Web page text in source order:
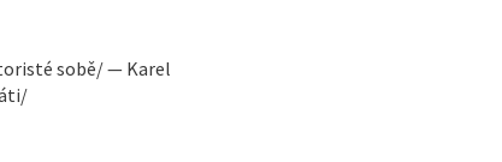
sobě/ — Karel